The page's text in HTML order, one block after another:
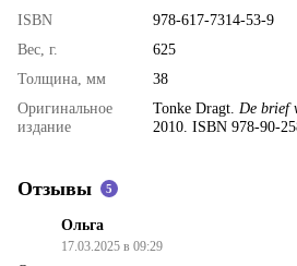
ISBN
978-617-7314-53-9
Вес, г.
625
Толщина, мм
38
Оригинальное
издание
Tonke Dragt. De brief
2010. ISBN 978-90-
Отзывы 5
Ольга
17.03.2025 в 09:29